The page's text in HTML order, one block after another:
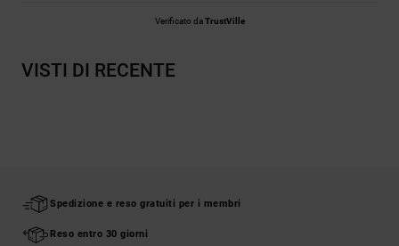
Verificato daTrustVille
VISTI DI RECENTE
Spedizione e reso gratuiti per i membri
Reso entro 30 giorni